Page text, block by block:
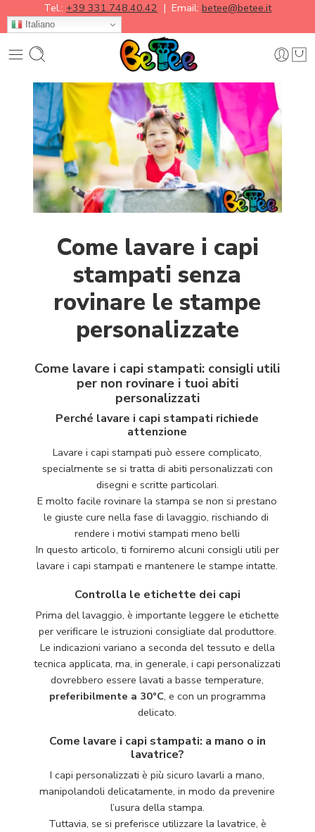
Tel.: +39 331.748.40.42 | Email: betee@betee.it
Italiano
Come lavare i capi
stampati senza
rovinare le stampe
personalizzate
Come lavare i capi stampati: consigli utili
per non rovinare i tuoi abiti
personalizzati
Perché lavare i capi stampati richiede
attenzione
Lavare i capi stampati può essere complicato,
specialmente se si tratta di abiti personalizzati con
disegni e scritte particolari.
E molto facile rovinare la stampa se non si prestano
le giuste cure nella fase di lavaggio, rischiando di
rendere i motivi stampati meno belli
In questo articolo, ti forniremo alcuni consigli utili per
lavare i capi stampati e mantenere le stampe intatte.
Controlla le etichette dei capi
Prima del lavaggio, è importante leggere le etichette
per verificare le istruzioni consigliate dal produttore.
Le indicazioni variano a seconda del tessuto e della
tecnica applicata, ma, in generale, i capi personalizzati
dovrebbero essere lavati a basse temperature,
preferibilmente a 30°C, e con un programma
delicato.
Come lavare i capi stampati: a mano o in
lavatrice?
I capi personalizzati è più sicuro lavarli a mano,
manipolandoli delicatamente, in modo da prevenire
l’usura della stampa.
Tuttavia, se si preferisce utilizzare la lavatrice, è